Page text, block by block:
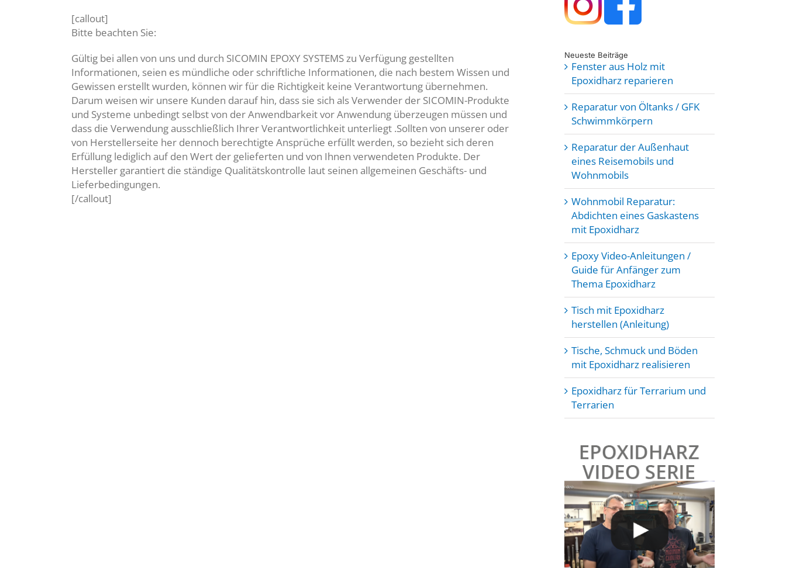
[callout]
Bitte beachten Sie:
Gültig bei allen von uns und durch SICOMIN EPOXY SYSTEMS zu Verfügung gestellten
Informationen, seien es mündliche oder schriftliche Informationen, die nach bestem Wissen und
Gewissen erstellt wurden, können wir für die Richtigkeit keine Verantwortung übernehmen.
Darum weisen wir unsere Kunden darauf hin, dass sie sich als Verwender der SICOMIN-Produkte
und Systeme unbedingt selbst von der Anwendbarkeit vor Anwendung überzeugen müssen und
dass die Verwendung ausschließlich Ihrer Verantwortlichkeit unterliegt .Sollten von unserer oder
von Herstellerseite her dennoch berechtigte Ansprüche erfüllt werden, so bezieht sich deren
Erfüllung lediglich auf den Wert der gelieferten und von Ihnen verwendeten Produkte. Der
Hersteller garantiert die ständige Qualitätskontrolle laut seinen allgemeinen Geschäfts- und
Lieferbedingungen.
[/callout]
Neueste Beiträge
Fenster aus Holz mit
Epoxidharz reparieren
Reparatur von Öltanks / GFK
Schwimmkörpern
Reparatur der Außenhaut
eines Reisemobils und
Wohnmobils
Wohnmobil Reparatur:
Abdichten eines Gaskastens
mit Epoxidharz
Epoxy Video-Anleitungen /
Guide für Anfänger zum
Thema Epoxidharz
Tisch mit Epoxidharz
herstellen (Anleitung)
Tische, Schmuck und Böden
mit Epoxidharz realisieren
Epoxidharz für Terrarium und
Terrarien